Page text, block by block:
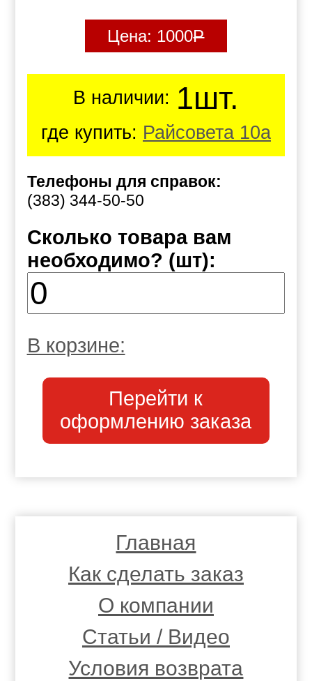
Цена: 1000Р
В наличии: 1шт.
где купить: Райсовета 10а
Телефоны для справок:
(383) 344-50-50
Сколько товара вам
необходимо? (шт):
В корзине:
Перейти к
оформлению заказа
Главная
Как сделать заказ
О компании
Статьи / Видео
Условия возврата